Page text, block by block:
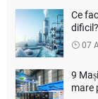
Ce
zero
07
9
mare